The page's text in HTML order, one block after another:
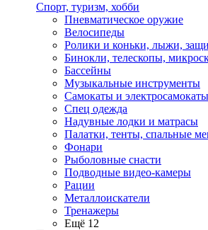
Спорт, туризм, хобби
Пневматическое оружие
Велосипеды
Ролики и коньки, лыжи,
Бинокли, телескопы,
Бассейны
Музыкальные инструменты
Самокаты и электросамокаты
Спец одежда
Надувные лодки и матрасы
Палатки, тенты, спальные
Фонари
Рыболовные снасти
Подводные видео-камеры
Рации
Металлоискатели
Тренажеры
Ещё 12